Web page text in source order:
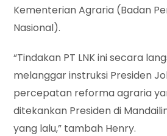
Kementerian Agraria (Badan
Nasional).
“Tindakan PT LNK ini secara
melanggar instruksi Presiden
percepatan reforma agraria
ditekankan Presiden di
yang lalu,” tambah Henry.